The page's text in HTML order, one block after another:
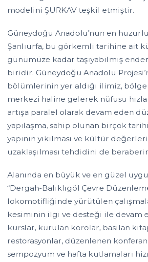
modelini ŞURKAV teşkil etmiştir.
Güneydoğu Anadolu’nun en
Şanlıurfa, bu görkemli tarihine ait
günümüze kadar taşıyabilmiş
biridir. Güneydoğu Anadolu
bölümlerinin yer aldığı ilimiz,
merkezi haline gelerek nüfusu
artışa paralel olarak devam eden
yapılaşma, sahip olunan birçok
yapının yıkılması ve kültür
uzaklaşılması tehdidini de
Alanında en büyük ve en güzel
“Dergah-Balıklıgöl Çevre
lokomotifliğinde yürütülen
kesiminin ilgi ve desteği ile devam
kurslar, kurulan korolar, basılan
restorasyonlar, düzenlenen
sempozyum ve hafta kutlamaları